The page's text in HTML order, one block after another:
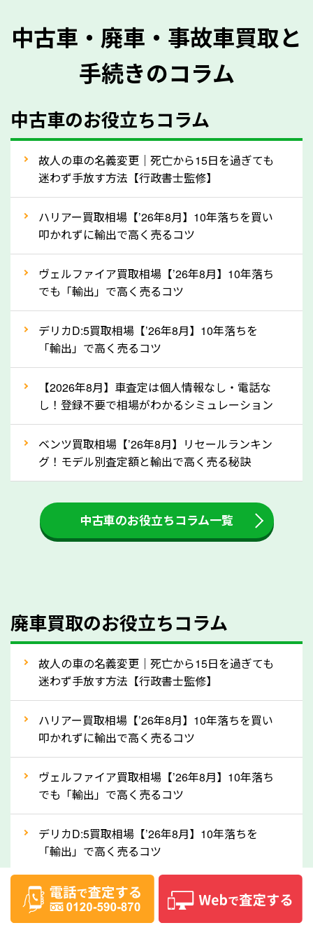
質問させていただく内容は以下の通りとなります。
メーカー／車種
型式／グレード
走行距離（例：約〇万キロ）
車検の満了日
内装や外装の状態
定を行い高価買取価格をつけやすくなります。
ってきます！
自動車税の還付金は、先に年払いしていた自動車税が
月割りで返還されるものです。ですから、自動車税の
還付金は早めに売却するほど多く還付されます。不要
な車は早めに廃車手続きをしたほうが良いでしょう。
③自動車税の還付金の扱いについて確認し
ましょう！
車を廃車にすると、自動車税の還付金を受け取ること
ができる場合があります。廃車買取業者の中には、還
付金をお客様に返還しない業者もあります。廃車査定
をする際には、自動車税の還付金の返還があるかどう
かを確認するようにしてください。熊本県のソコカラ
人気の車種は廃車の状態でも、高価買取が可能です。
産車は高く買取が可能です。「廃車＝買取できない」
なら廃車の車も適正価格で買取できます。他社で買取
拒否となった車も価格がつく可能性があるので、諦め
ずに熊本県の「ソコカラ」にご相談ください。古い車
でも高価買取が可能なケースは珍しくないため、まず
はWebで簡単にできる無料査定をお試しください。
実績」で確認できます。
⑤車内の簡単な清掃で買取価格アップも！
しばらく乗っていない車は、車内のシートや座席の下
が汚れていることも多いです。シミや汚れが付着して
中古車・廃車・事故車買取と
手続きのコラム
中古車のお役立ちコラム
故人の車の名義変更｜死亡から15日を過ぎても
迷わず手放す方法【行政書士監修】
ハリアー買取相場【’26年8月】10年落ちを買い
叩かれずに輸出で高く売るコツ
ヴェルファイア買取相場【’26年8月】10年落ち
でも「輸出」で高く売るコツ
デリカD:5買取相場【’26年8月】10年落ちを
「輸出」で高く売るコツ
【2026年8月】車査定は個人情報なし・電話な
し！登録不要で相場がわかるシミュレーション
ベンツ買取相場【’26年8月】リセールランキン
グ！モデル別査定額と輸出で高く売る秘訣
中古車のお役立ちコラム一覧
廃車買取のお役立ちコラム
故人の車の名義変更｜死亡から15日を過ぎても
迷わず手放す方法【行政書士監修】
ハリアー買取相場【’26年8月】10年落ちを買い
叩かれずに輸出で高く売るコツ
ヴェルファイア買取相場【’26年8月】10年落ち
でも「輸出」で高く売るコツ
デリカD:5買取相場【’26年8月】10年落ちを
「輸出」で高く売るコツ
【2026年8月】車査定は個人情報なし・電話な
し！登録不要で相場がわかるシミュレーション